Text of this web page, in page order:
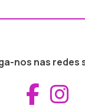
nos nas redes